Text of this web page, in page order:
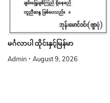
မင်္ဂလာပါ ထိုင်းနှင့်မြန်မာ
Admin August 9, 2026